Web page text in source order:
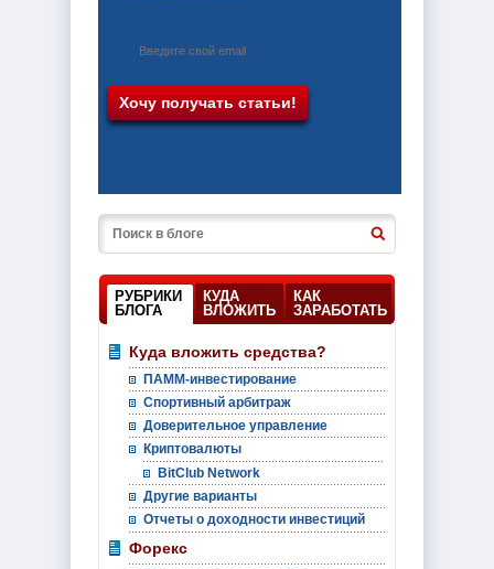
РУБРИКИ
БЛОГА
КУДА
ВЛОЖИТЬ
КАК
ЗАРАБОТАТЬ
Куда вложить средства?
ПАММ-инвестирование
Спортивный арбитраж
Доверительное управление
Криптовалюты
BitClub Network
Другие варианты
Отчеты о доходности инвестиций
Форекс